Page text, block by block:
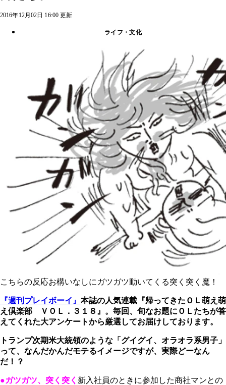
2016年12月02日 16:00 更新
ライフ・文化
こちらの反応お構いなしにガツガツ動いてくる突く突く魔！
『週刊プレイボーイ』 本誌の人気連載『帰ってきたＯＬ萌え萌
え倶楽部 ＶＯＬ．３１８』。毎回、旬なお題にＯＬたちが答
えてくれた大アンケートから厳選してお届けしております。
トランプ次期米大統領のような「グイグイ、オラオラ系男子」
って、なんだかんだモテるイメージですが、実際どーなん
だ！？
●ガツガツ、突く突く 新入社員のときに参加した商社マンとの